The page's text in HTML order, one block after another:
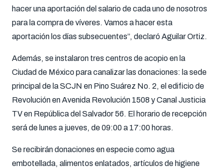
hacer una aportación del salario de cada uno de nosotros
para la compra de víveres. Vamos a hacer esta
aportación los días subsecuentes”, declaró Aguilar Ortiz.
Además, se instalaron tres centros de acopio en la
Ciudad de México para canalizar las donaciones: la sede
principal de la SCJN en Pino Suárez No. 2, el edificio de
Revolución en Avenida Revolución 1508 y Canal Justicia
TV en República del Salvador 56. El horario de recepción
será de lunes a jueves, de 09:00 a 17:00 horas.
Se recibirán donaciones en especie como agua
embotellada, alimentos enlatados, artículos de higiene